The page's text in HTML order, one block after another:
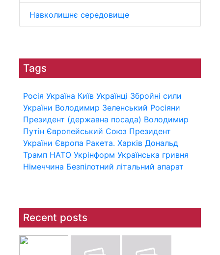
Навколишнє середовище
Tags
Росія Україна Київ Українці Збройні сили
України Володимир Зеленський Росіяни
Президент (державна посада) Володимир
Путін Європейський Союз Президент
України Європа Ракета. Харків Дональд
Трамп НАТО Укрінформ Українська гривня
Німеччина Безпілотний літальний апарат
Recent posts